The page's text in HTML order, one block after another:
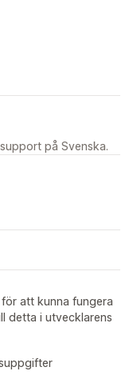
på Svenska.
att kunna fungera
detta i utvecklarens